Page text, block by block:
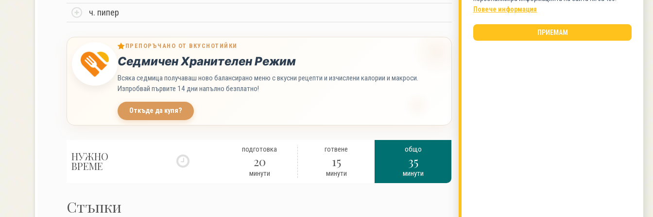
ч. пипер
ПРЕПОРЪЧАНО ОТ ВКУСНОТИЙКИ
Седмичен Хранителен Режим
Всяка седмица получаваш ново балансирано меню с вкусни рецепти и изчислени калории и макроси.
Изпробвай първите 14 дни напълно безплатно!
Откъде да купя?
НУЖНО
ВРЕМЕ
подготовка
20
минути
готвене
15
минути
общо
35
минути
Стъпки
Ястия с яйца
Повече информация
ПРИЕМАМ